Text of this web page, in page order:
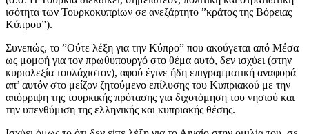
ισότητα των Τουρκοκυπρίων σε ανεξάρτητο ”κράτος της Βόρειας
Κύπρου”).
Συνεπώς, το ”Ούτε λέξη για την Κύπρο” που ακούγεται από Μέσα
ως μομφή για τον πρωθυπουργό στο θέμα αυτό, δεν ισχύει (στην
κυριολεξία τουλάχιστον), αφού έγινε ήδη επιγραμματική αναφορά
απ’ αυτόν στο μείζον ζητούμενο επίλυσης του Κυπριακού με την
απόρριψη της τουρκικής πρότασης για διχοτόμηση του νησιού και
την υπενθύμιση της ελληνικής και κυπριακής θέσης.